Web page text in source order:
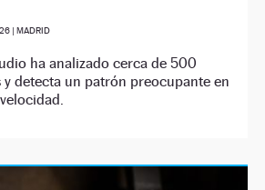
| MADRID
ha analizado cerca de 500
y detecta un patrón preocupante en